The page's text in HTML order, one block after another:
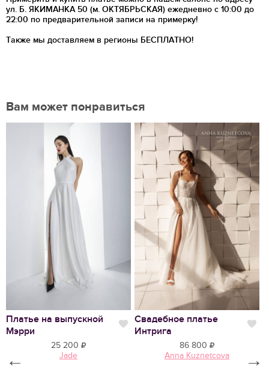
ул. Б. ЯКИМАНКА 50 (м. ОКТЯБРЬСКАЯ) ежедневно с 10:00 до
22:00 по предварительной записи на примерку!
Также мы доставляем в регионы БЕСПЛАТНО!
Вам может понравиться
Платье на выпускной
Мэрри
Нравится
25 200
Jade
Свадебное платье
Интрига
86 800
Anna Kuznetcova
← →